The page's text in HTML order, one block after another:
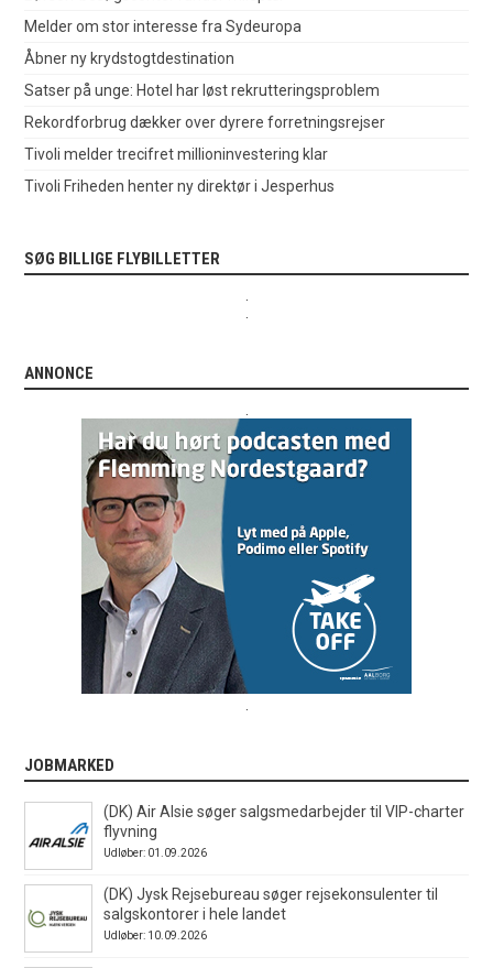
Melder om stor interesse fra Sydeuropa
Åbner ny krydstogtdestination
Satser på unge: Hotel har løst rekrutteringsproblem
Rekordforbrug dækker over dyrere forretningsrejser
Tivoli melder trecifret millioninvestering klar
Tivoli Friheden henter ny direktør i Jesperhus
SØG BILLIGE FLYBILLETTER
ANNONCE
JOBMARKED
(DK) Air Alsie søger salgsmedarbejder til VIP-charter
flyvning
Udløber: 01.09.2026
(DK) Jysk Rejsebureau søger rejsekonsulenter til
salgskontorer i hele landet
Udløber: 10.09.2026